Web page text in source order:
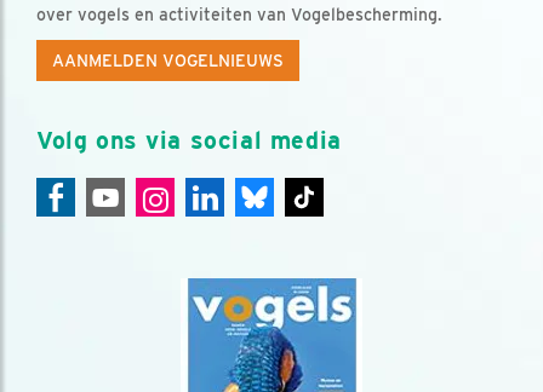
over vogels en activiteiten van Vogelbescherming.
AANMELDEN VOGELNIEUWS
Volg ons via social media